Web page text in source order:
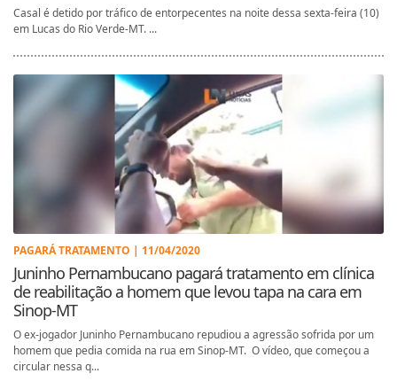
Casal é detido por tráfico de entorpecentes na noite dessa sexta-feira (10)
em Lucas do Rio Verde-MT. ...
PAGARÁ TRATAMENTO | 11/04/2020
Juninho Pernambucano pagará tratamento em clínica
de reabilitação a homem que levou tapa na cara em
Sinop-MT
O ex-jogador Juninho Pernambucano repudiou a agressão sofrida por um
homem que pedia comida na rua em Sinop-MT. O vídeo, que começou a
circular nessa q...